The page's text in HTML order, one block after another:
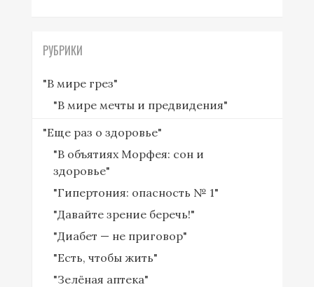
РУБРИКИ
"В мире грез"
"В мире мечты и предвидения"
"Еще раз о здоровье"
"В объятиях Морфея: сон и
здоровье"
"Гипертония: опасность № 1"
"Давайте зрение беречь!"
"Диабет — не приговор"
"Есть, чтобы жить"
"Зелёная аптека"